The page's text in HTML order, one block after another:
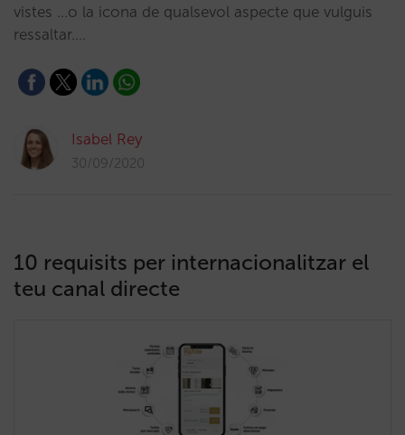
vistes ...o la icona de qualsevol aspecte que vulguis
ressaltar.…
Isabel Rey
30/09/2020
10 requisits per internacionalitzar el
teu canal directe